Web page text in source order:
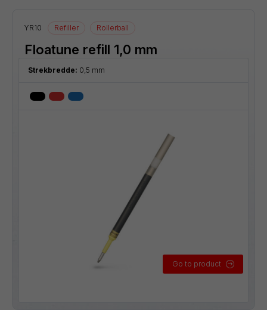
YR10 Refiller Rollerball
Floatune refill 1,0 mm
Strekbredde: 0,5 mm
Go to product